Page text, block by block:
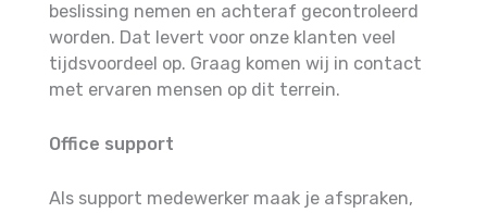
beslissing nemen en achteraf gecontroleerd
worden. Dat levert voor onze klanten veel
tijdsvoordeel op. Graag komen wij in contact
met ervaren mensen op dit terrein.
Office support
Als support medewerker maak je afspraken,